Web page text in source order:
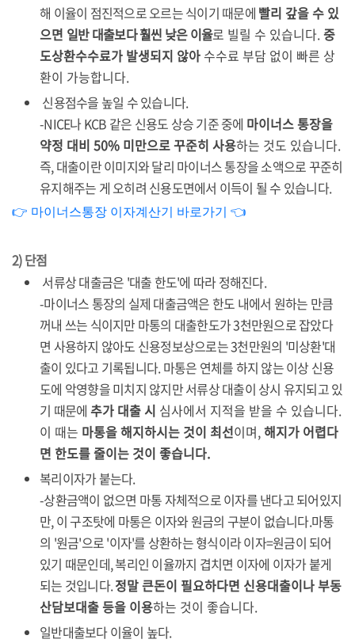
해 이율이 점진적으로 오르는 식이기 때문에 빨리 갚을 수 있
으면 일반 대출보다 훨씬 낮은 이율로 빌릴 수 있습니다.중
도상환수수료가 발생되지 않아수수료 부담 없이 빠른 상
환이 가능합니다.
신용점수을 높일 수 있습니다.
-NICE나 KCB 같은 신용도 상승 기준 중에 마이너스 통장을
약정 대비 50% 미만으로 꾸준히 사용하는 것도 있습니다.
즉, 대출이란 이미지와 달리 마이너스 통장을 소액으로 꾸준히
유지해주는 게 오히려 신용도면에서 이득이 될 수 있습니다.
👉 마이너스통장 이자계산기 바로가기 👈
2) 단점
서류상 대출금은 '대출 한도'에 따라 정해진다.
-마이너스 통장의 실제 대출금액은 한도 내에서 원하는 만큼
꺼내 쓰는 식이지만 마통의 대출한도가 3천만원으로 잡았다
면 사용하지 않아도 신용정보상으로는 3천만원의 '미상환'대
출이 있다고 기록됩니다. 마통은 연체를 하지 않는 이상 신용
도에 악영향을 미치지 않지만 서류상 대출이 상시 유지되고 있
기 때문에 추가 대출 시 심사에서 지적을 받을 수 있습니다.
이 때는 마통을 해지하시는 것이 최선이며,해지가 어렵다
면 한도를 줄이는 것이 좋습니다.
복리이자가 붙는다.
-상환금액이 없으면 마통 자체적으로 이자를 낸다고 되어있지
만, 이 구조탓에 마통은 이자와 원금의 구분이 없습니다.마통
의 '원금'으로 '이자'를 상환하는 형식이라 이자=원금이 되어
있기 때문인데, 복리인 이율까지 겹치면 이자에 이자가 붙게
되는 것입니다.정말 큰돈이 필요하다면 신용대출이나 부동
산담보대출 등을 이용하는 것이 좋습니다.
​일반대출보다 이율이 높다.